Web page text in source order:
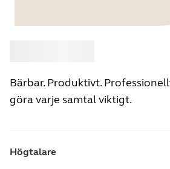
Bärbar. Produktivt.
göra varje samtal viktigt.
Högtalare